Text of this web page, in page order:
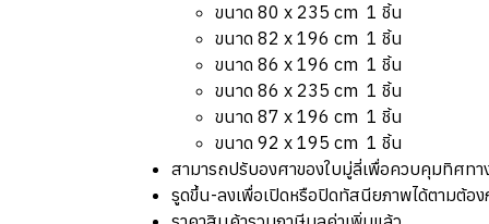
ขนาด 80 x 235 cm 1 ชิ้น
ขนาด 82 x 196 cm 1 ชิ้น
ขนาด 86 x 196 cm 1 ชิ้น
ขนาด 86 x 235 cm 1 ชิ้น
ขนาด 87 x 196 cm 1 ชิ้น
ขนาด 92 x 195 cm 1 ชิ้น
สามารถปรับองศาของใบมู่ลี่เพื่อควบคุมทิศทา
รูดขึ้น-ลงเพื่อเปิดหรือปิดทัสนียภาพได้ตามต้อง